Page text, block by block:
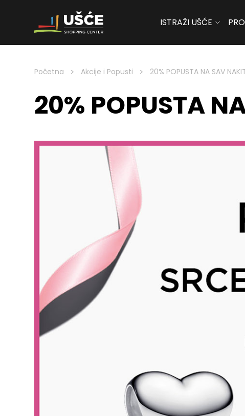
Skip to content
ISTRAŽI UŠĆE
Početna > Akcije i Popusti > 20% POPUSTA NA SAV
20% POPUSTA